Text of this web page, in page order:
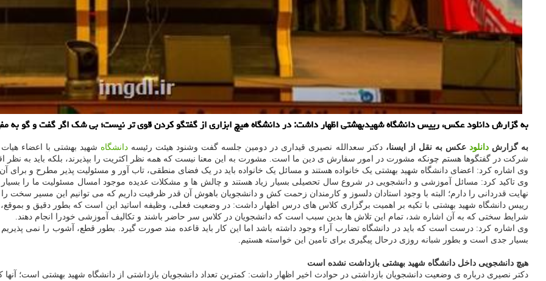
به گزارش دانلود عکس، رییس دانشگاه شهیدبهشتی اظهار داشت: در دانشگاه هیچ ابزاری از گفتگو کردن قوی تر نیست؛ بی شک اگر گفت و گو به
به گزارشدانلود عکس به نقل از ایسنا،دکتر سعدالله نصیری قیداری در دومین جلسه گفت وشنود هیئت رئیسهدانشگاه شهید بهشتی با اعضاء
شرکت در گفتگوها هستم چونکه مشورت در امور سفارش ی دین ما است. مشورت به این معنا نیست که همه نظر اکثریت را بپذیرند، بلکه باید به نظر
وی اشاره کرد: اعضای دانشگاه شهید بهشتی یک خانواده هستند و مسائل یک خانواده باید در یک فضای منطقی، تاب آور و مسئولیت پذیر مطرح و برای
وی تاکید کرد: مسائل آموزشی و دانشجویی در شروع سال تحصیلی بسیار زیاد هستند و چالش ها و مشکلات عدیده موجود امسال مسئولیت ما را
نهایت قدردانی را دارم؛ البته با وجود استادان دلسوز و کارمندان زحمت کش و دانشجویان باهوش آن قدر ظرفیت داریم که می توانیم این مسیر سخت
رییس دانشگاه شهید بهشتی با تکیه بر اهمیت برگزاری کلاس های درس اظهار داشت: در وضعیت فعلی، وظیفه اساتید این است که بطور دقیق و
شرایط سختی که به آن اشاره شد، تمام این تلاش ها بدین سبب است که دانشجویان در کلاس سر حاضر باشند و تکالیف آموزشی خودرا انجام دهند.
وی اشاره کرد: درست است که باید در دانشگاه تضارب آراء وجود داشته باشد اما این کار باید قاعده مند صورت گیرد. بطور قطع، آشوب را نمی پذیریم
بسیار جدی است و بطور شبانه روزی درحال پیگیری برای تامین این خواسته هستیم.
هیچ دانشجویی داخل دانشگاه شهید بهشتی بازداشت نشده است
دکتر نصیری درباره ی وضعیت دانشجویان بازداشتی در حوادث اخیر اظهار داشت: کمترین تعداد دانشجویان بازداشتی از دانشگاه شهید بهشتی است؛ آنها که ۶ نفر هستند بیرون از دانشگاه دستگیر شده